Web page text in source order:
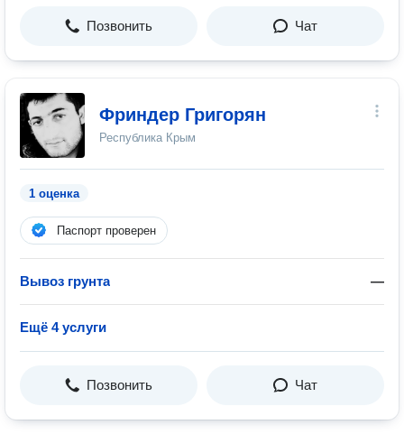
Позвонить Чат
Фриндер Григорян
Республика Крым
1 оценка
Паспорт проверен
Вывоз грунта —
Ещё 4 услуги
Позвонить Чат